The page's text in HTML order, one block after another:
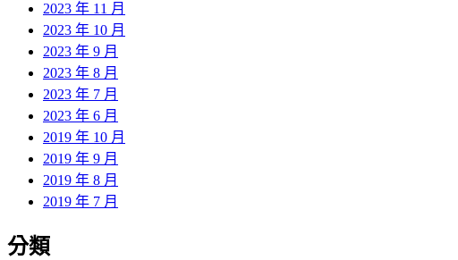
2023 年 11 月
2023 年 10 月
2023 年 9 月
2023 年 8 月
2023 年 7 月
2023 年 6 月
2019 年 10 月
2019 年 9 月
2019 年 8 月
2019 年 7 月
分類